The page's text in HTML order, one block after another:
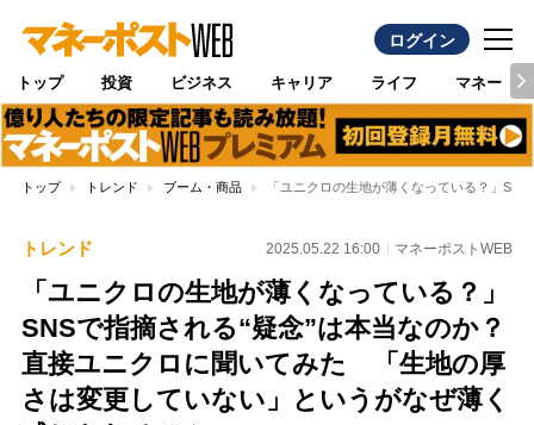
ログイン
トップ 投資 ビジネス キャリア ライフ マネー
トップ トレンド ブーム・商品 「ユニクロの生地が薄くなっている？」
トレンド 2025.05.22 16:00 マネーポストWEB
「ユニクロの生地が薄くなっている？」
SNSで指摘される“疑念”は本当なのか？
直接ユニクロに聞いてみた 「生地の厚
さは変更していない」というがなぜ薄く